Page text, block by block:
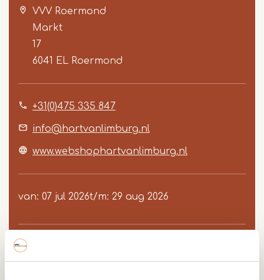
VVV Roermond
Markt
17
6041 EL Roermond
+31(0)475 335 847
info@hartvanlimburg.nl
www.webshophartvanlimburg.nl
van 07 jul 2026t/m 29 aug 2026